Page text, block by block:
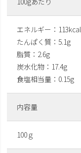
エネルギー：113kcal
たんぱく質：5.1g
脂質：2.6g
炭水化物：17.4g
食塩相当量：0.15g
内容量
100ｇ